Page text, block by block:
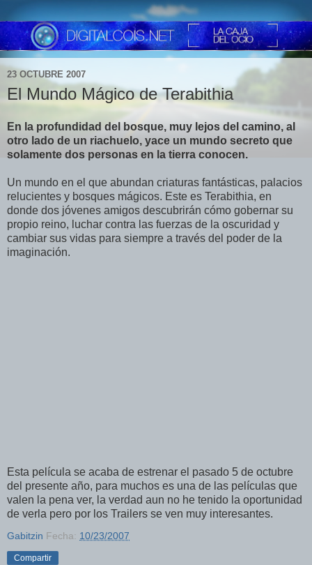
23 OCTUBRE 2007
El Mundo Mágico de Terabithia
En la profundidad del bosque, muy lejos del camino, al
otro lado de un riachuelo, yace un mundo secreto que
solamente dos personas en la tierra conocen.
Un mundo en el que abundan criaturas fantásticas, palacios
relucientes y bosques mágicos. Este es Terabithia, en
donde dos jóvenes amigos descubrirán cómo gobernar su
propio reino, luchar contra las fuerzas de la oscuridad y
cambiar sus vidas para siempre a través del poder de la
imaginación.
Esta película se acaba de estrenar el pasado 5 de octubre
del presente año, para muchos es una de las películas que
valen la pena ver, la verdad aun no he tenido la oportunidad
de verla pero por los Trailers se ven muy interesantes.
Gabitzin Fecha: 10/23/2007
Compartir